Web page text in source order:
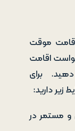
موقت
اقامت
برای
زیر دارید:
و مستمر در